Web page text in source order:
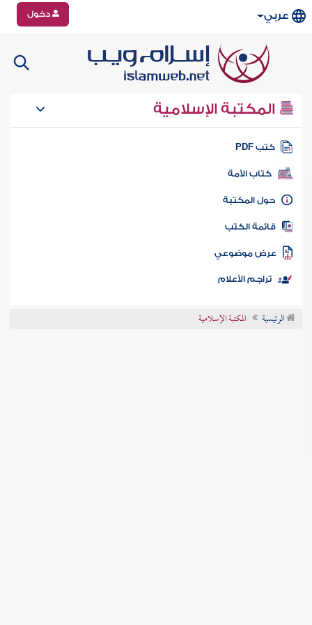
عربي دخول
المكتبة الإسلامية
كتب PDF
كتاب الأمة
المكتبة
الكتب
موضوعي
تراجم الأعلام
الرئيسية المكتبة الإسلامية